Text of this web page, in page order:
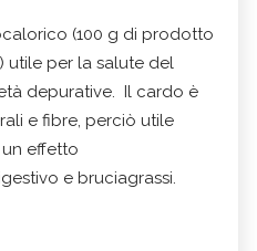
(100 g di prodotto
utile per la salute del
depurative. Il cardo è
e fibre, perciò utile
effetto
e bruciagrassi.